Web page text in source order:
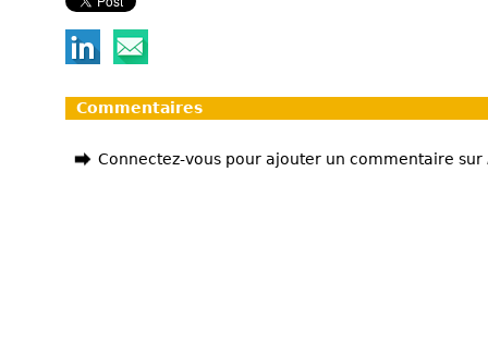
Commentaires
Connectez-vous pour ajouter un commentaire sur